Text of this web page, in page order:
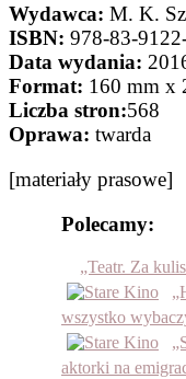
Wydawca: M. K.
ISBN: 978-83-
Data wydania:
Format: 160 mm x
Liczba stron:568
Oprawa: twarda
[materiały prasowe]
Polecamy:
„Teatr. Za
wszystko
aktorki na